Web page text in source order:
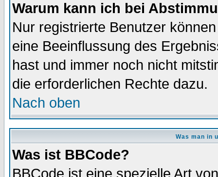
Warum kann ich bei
Nur registrierte Benutzer
eine Beeinflussung des
hast und immer noch nicht
die erforderlichen Rechte dazu.
Nach oben
Was man in
Was ist BBCode?
BBCode ist eine spezielle Art